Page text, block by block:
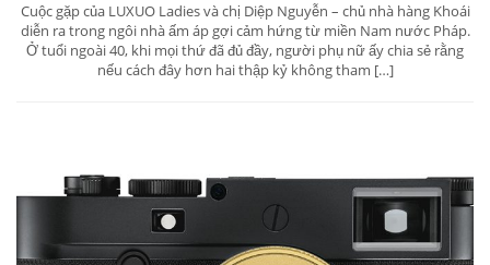
Cuộc gặp của LUXUO Ladies và chị Diệp Nguyễn – chủ nhà hàng Khoái
diễn ra trong ngôi nhà ấm áp gợi cảm hứng từ miền Nam nước Pháp.
Ở tuổi ngoài 40, khi mọi thứ đã đủ đầy, người phụ nữ ấy chia sẻ rằng
nếu cách đây hơn hai thập kỷ không tham […]